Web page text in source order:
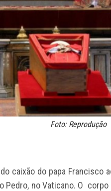
Foto: Reprodução
caixão do papa Francisco
Pedro, no Vaticano. O